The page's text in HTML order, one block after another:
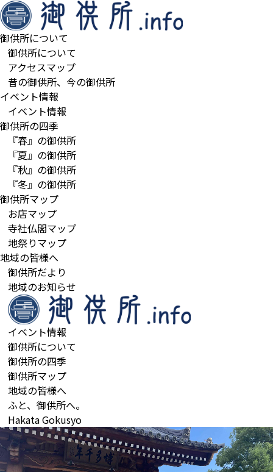
御供所について
御供所について
アクセスマップ
昔の御供所、今の御供所
イベント情報
イベント情報
御供所の四季
『春』の御供所
『夏』の御供所
『秋』の御供所
『冬』の御供所
御供所マップ
お店マップ
寺社仏閣マップ
地祭りマップ
地域の皆様へ
御供所だより
地域のお知らせ
イベント情報
御供所について
御供所の四季
御供所マップ
地域の皆様へ
ふと、御供所へ。
Hakata Gokusyo